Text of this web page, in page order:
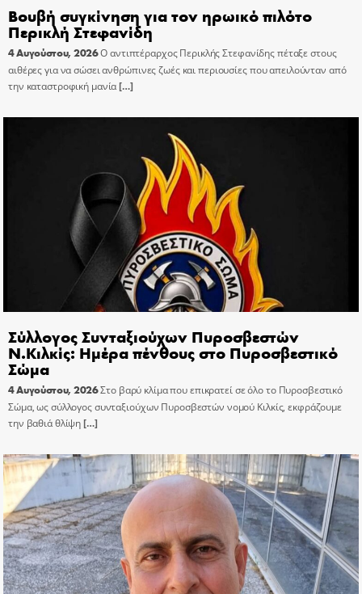
Βουβή συγκίνηση για τον ηρωικό πιλότο
Περικλή Στεφανίδη
4 Αυγούστου, 2026Ο αντιπτέραρχος Περικλής Στεφανίδης πέταξε στους
αιθέρες για να σώσει ανθρώπινες ζωές και περιουσίες που απειλούνταν από
την καταστροφική μανία[…]
Σύλλογος Συνταξιούχων Πυροσβεστών
Ν.Κιλκίς: Ημέρα πένθους στο Πυροσβεστικό
Σώμα
4 Αυγούστου, 2026Στο βαρύ κλίμα που επικρατεί σε όλο το Πυροσβεστικό
Σώμα, ως σύλλογος συνταξιούχων Πυροσβεστών νομού Κιλκίς, εκφράζουμε
την βαθιά θλίψη[…]